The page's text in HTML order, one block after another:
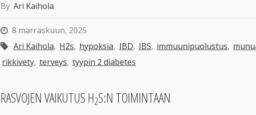
By Ari Kaihola
8 marraskuun, 2025
Ari Kaihola, H2s, hypoksia, IBD, IBS, immuunipuolustus,
rikkivety, terveys, tyypin 2 diabetes
RASVOJEN VAIKUTUS H2S:N TOIMINTAAN